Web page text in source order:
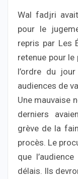
Wal fadjri
pour le
repris par Les
retenue pour le
l’ordre du
audiences de
Une mauvaise
derniers
grève de la
procès. Le
que
délais. Ils